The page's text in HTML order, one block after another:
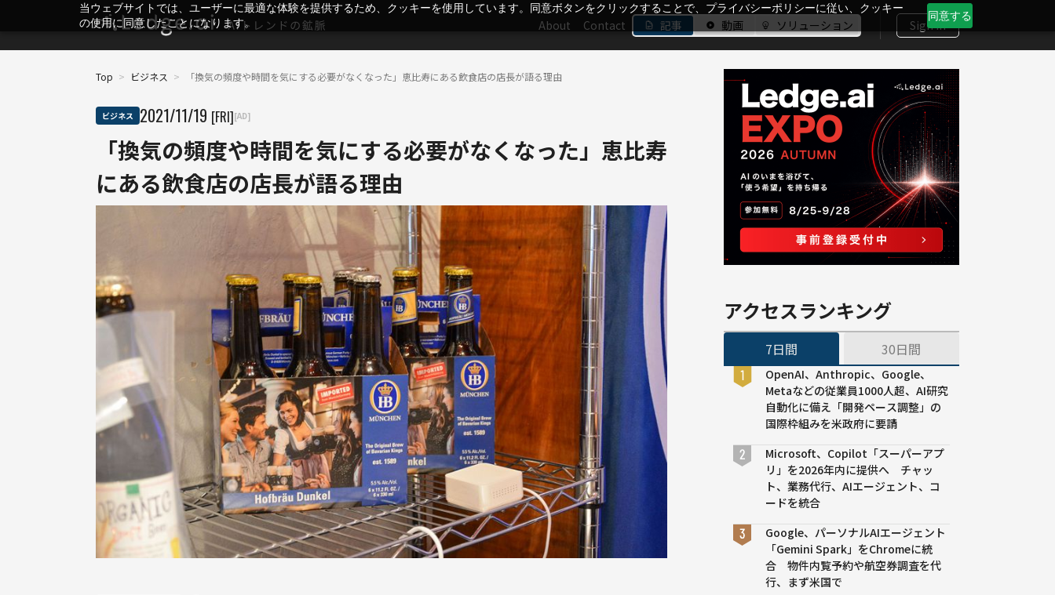
当ウェブサイトでは、ユーザーに最適な体験を提供するため、クッキーを使用しています。同意ボタンをクリックすることで、プライバシーポリシーに従い、クッキー
の使用に同意したことになります。
同意する
About Contact 記事 動画 ソリューション Sign In
Top > ビジネス > 「換気の頻度や時間を気にする必要がなくなった」恵比寿にある飲食店の店長が語る理由
ビジネス 2021/11/19 [FRI][AD]
「換気の頻度や時間を気にする必要がなくなった」恵比寿
にある飲食店の店長が語る理由
アクセスランキング
7日間 30日間
OpenAI、Anthropic、Google、
Metaなどの従業員1000人超、AI研究
自動化に備え「開発ペース調整」の
国際枠組みを米政府に要請
Microsoft、Copilot「スーパーアプ
リ」を2026年内に提供へ チャッ
ト、業務代行、AIエージェント、コ
ードを統合
Google、パーソナルAIエージェント
「Gemini Spark」をChromeに統
合 物件内覧予約や航空券調査を代
行、まず米国で